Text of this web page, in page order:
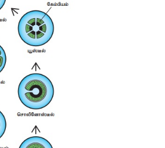
திசுக்களாலான மைய உருளையைக்
மெடுல்லரி கதிர்கள்,